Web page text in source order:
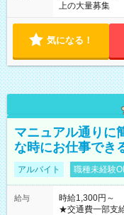
上の大量募集
気になる！
マニュアル通りに
な時にお仕事でき
アルバイト 職種未経験
給与
時給1,300円～
★交通費一部支給 時給1,300円～ ※試験・役割により手当